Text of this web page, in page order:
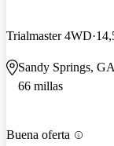
Trialmaster 4WD
Sandy Springs, GA
66 millas
Buena oferta